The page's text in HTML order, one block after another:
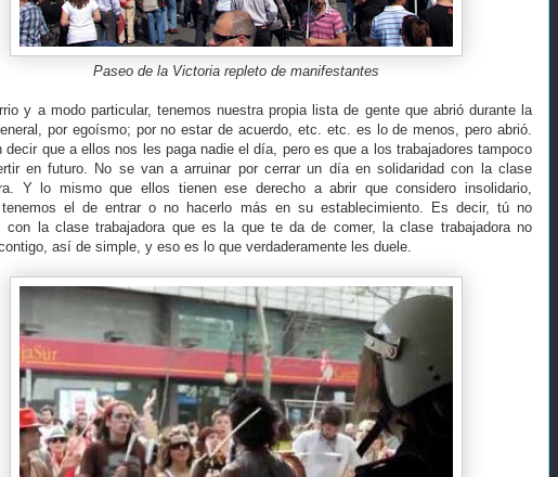
Paseo de la Victoria repleto de manifestantes
y a modo particular, tenemos nuestra propia lista de gente que abrió durante la
por egoísmo; por no estar de acuerdo, etc. etc. es lo de menos, pero abrió.
decir que a ellos nos les paga nadie el día, pero es que a los trabajadores tampoco
en futuro. No se van a arruinar por cerrar un día en solidaridad con la clase
Y lo mismo que ellos tienen ese derecho a abrir que considero insolidario,
tenemos el de entrar o no hacerlo más en su establecimiento. Es decir, tú no
con la clase trabajadora que es la que te da de comer, la clase trabajadora no
así de simple, y eso es lo que verdaderamente les duele.